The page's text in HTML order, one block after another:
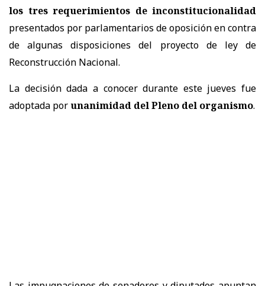
los tres requerimientos de inconstitucionalidad
presentados por parlamentarios de oposición en contra
de algunas disposiciones del proyecto de ley de
Reconstrucción Nacional.
La decisión dada a conocer durante este jueves fue
adoptada porunanimidad del Pleno del organismo.